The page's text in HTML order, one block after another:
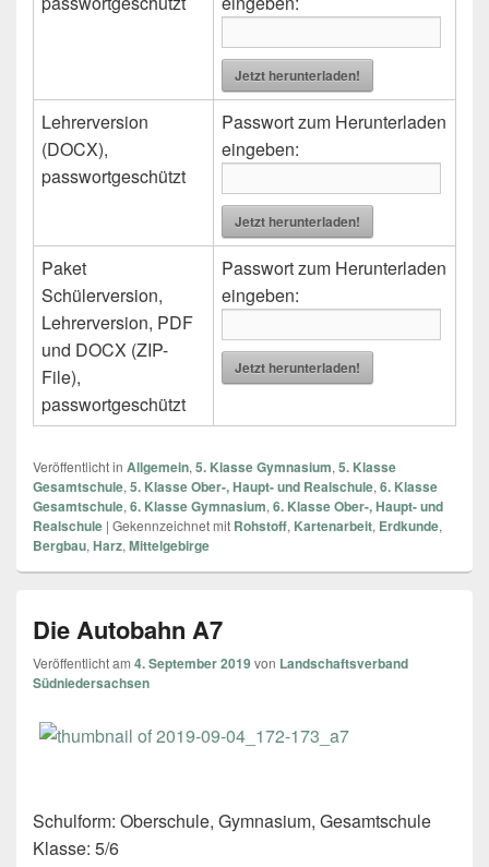
Jetzt herunterladen!
Lehrerversion
(DOCX),
passwortgeschützt
Passwort zum Herunterladen
eingeben:
Jetzt herunterladen!
Paket
Schülerversion,
Lehrerversion, PDF
und DOCX (ZIP-
File),
passwortgeschützt
Passwort zum Herunterladen
eingeben:
Jetzt herunterladen!
Veröffentlicht in Allgemein, 5. Klasse Gymnasium, 5. Klasse
Gesamtschule, 5. Klasse Ober-, Haupt- und Realschule, 6. Klasse
Gesamtschule, 6. Klasse Gymnasium, 6. Klasse Ober-, Haupt- und
Realschule | Gekennzeichnet mit Rohstoff, Kartenarbeit, Erdkunde,
Bergbau, Harz, Mittelgebirge
Die Autobahn A7
Veröffentlicht am 4. September 2019von Landschaftsverband
Südniedersachsen
Schulform: Oberschule, Gymnasium, Gesamtschule
Klasse: 5/6